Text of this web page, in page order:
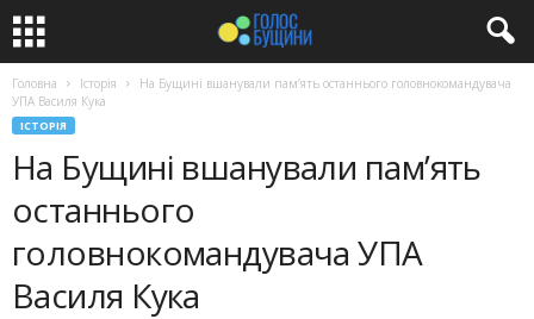
Головна Історія
На Бущині вшанували пам’ять останнього головнокомандувача
УПА Василя Кука
ІСТОРІЯ
На Бущині вшанували пам’ять
останнього
головнокомандувача УПА
Василя Кука